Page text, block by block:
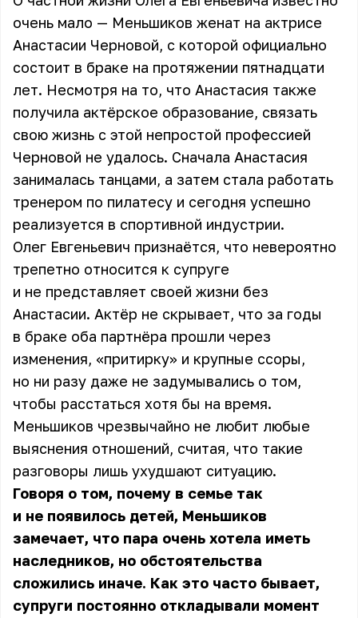
очень мало — Меньшиков женат на актрисе
Анастасии Черновой, с которой официально
состоит в браке на протяжении пятнадцати
лет. Несмотря на то, что Анастасия также
получила актёрское образование, связать
свою жизнь с этой непростой профессией
Черновой не удалось. Сначала Анастасия
занималась танцами, а затем стала работать
тренером по пилатесу и сегодня успешно
реализуется в спортивной индустрии.
Олег Евгеньевич признаётся, что невероятно
трепетно относится к супруге
и не представляет своей жизни без
Анастасии. Актёр не скрывает, что за годы
в браке оба партнёра прошли через
изменения, «притирку» и крупные ссоры,
но ни разу даже не задумывались о том,
чтобы расстаться хотя бы на время.
Меньшиков чрезвычайно не любит любые
выяснения отношений, считая, что такие
разговоры лишь ухудшают ситуацию.
Говоря о том, почему в семье так
и не появилось детей, Меньшиков
замечает, что пара очень хотела иметь
наследников, но обстоятельства
сложились иначе. Как это часто бывает,
супруги постоянно откладывали момент